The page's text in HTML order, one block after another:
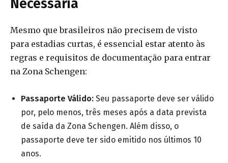
Necessária
Mesmo que brasileiros não precisem de visto
para estadias curtas, é essencial estar atento às
regras e requisitos de documentação para entrar
na Zona Schengen:
Passaporte Válido: Seu passaporte deve ser válido
por, pelo menos, três meses após a data prevista
de saída da Zona Schengen. Além disso, o
passaporte deve ter sido emitido nos últimos 10
anos.